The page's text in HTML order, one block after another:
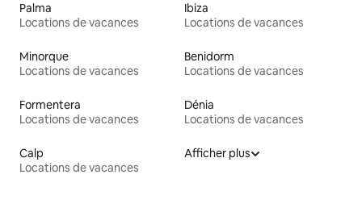
Palma
Locations de vacances
Ibiza
Locations de vacances
Minorque
Locations de vacances
Benidorm
Locations de vacances
Formentera
Locations de vacances
Dénia
Locations de vacances
Calp
Locations de vacances
Afficher plus